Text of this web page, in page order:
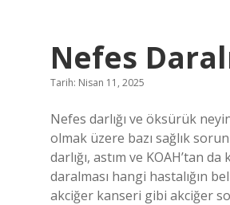
Nefes
Tarih: Nisan 11, 2025
Nefes darlığı ve öksürük
olmak üzere bazı sağlık
darlığı, astım ve KOAH’tan
daralması hangi hastalığın
akciğer kanseri gibi akciğer